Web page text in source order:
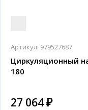
Артикул: 979527687
Циркуляционный
180
27 064 ₽